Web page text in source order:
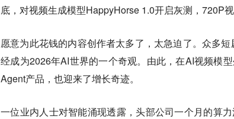
底，对视频生成模型HappyHorse 1.0开启灰测，720P
愿意为此花钱的内容创作者太多了，太急迫了。众多
经成为2026年AI世界的一个奇观。由此，在AI视频模
Agent产品，也迎来了增长奇迹。
一位业内人士对智能涌现透露，头部公司一个月的算